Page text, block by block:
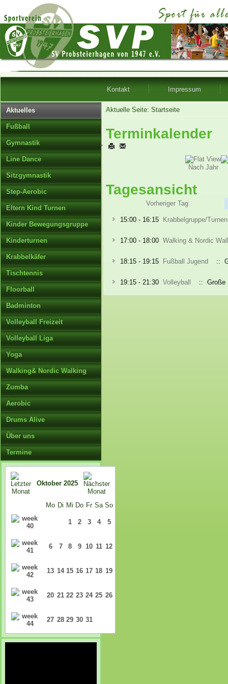
Kontakt Impressum
Aktuelles
Fußball
Gymnastik
Line Dance
Sitzgymnastik
Step-Aerobic
Eltern Kind Turnen
Kinder Bewegungsgruppe
Kinderturnen
Krabbelkäfer
Tischtennis
Floorball
Badminton
Volleyball Freizeit
Volleyball Liga
Yoga
Walking& Nordic Walking
Zumba
Aerobic
Drums Alive
Über uns
Termine
Oktober 2025
Mo Di Mi Do Fr Sa So
1 2 3 4 5
6 7 8 9 10 11 12
13 14 15 16 17 18 19
20 21 22 23 24 25 26
27 28 29 30 31
Aktuelle Seite: Startseite
Terminkalender
Nach Jahr
Tagesansicht
Vorheriger Tag
15:00 - 16:15 Krabbelgruppe/Turnen
17:00 - 18:00 Walking & Nordic
18:15 - 19:15 Fußball Jugend ::
19:15 - 21:30 Volleyball :: Große